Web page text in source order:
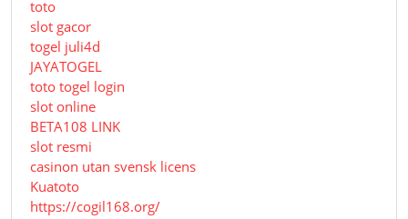
toto
slot gacor
togel juli4d
JAYATOGEL
toto togel login
slot online
BETA108 LINK
slot resmi
casinon utan svensk licens
Kuatoto
https://cogil168.org/